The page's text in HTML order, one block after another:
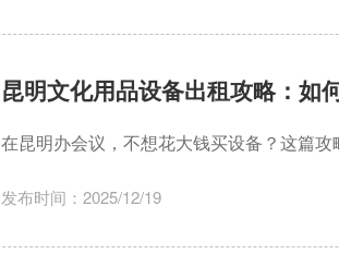
昆明文化用品设备出租攻略：如
在昆明办会议，不想花大钱买设备？这篇
发布时间：2025/12/19